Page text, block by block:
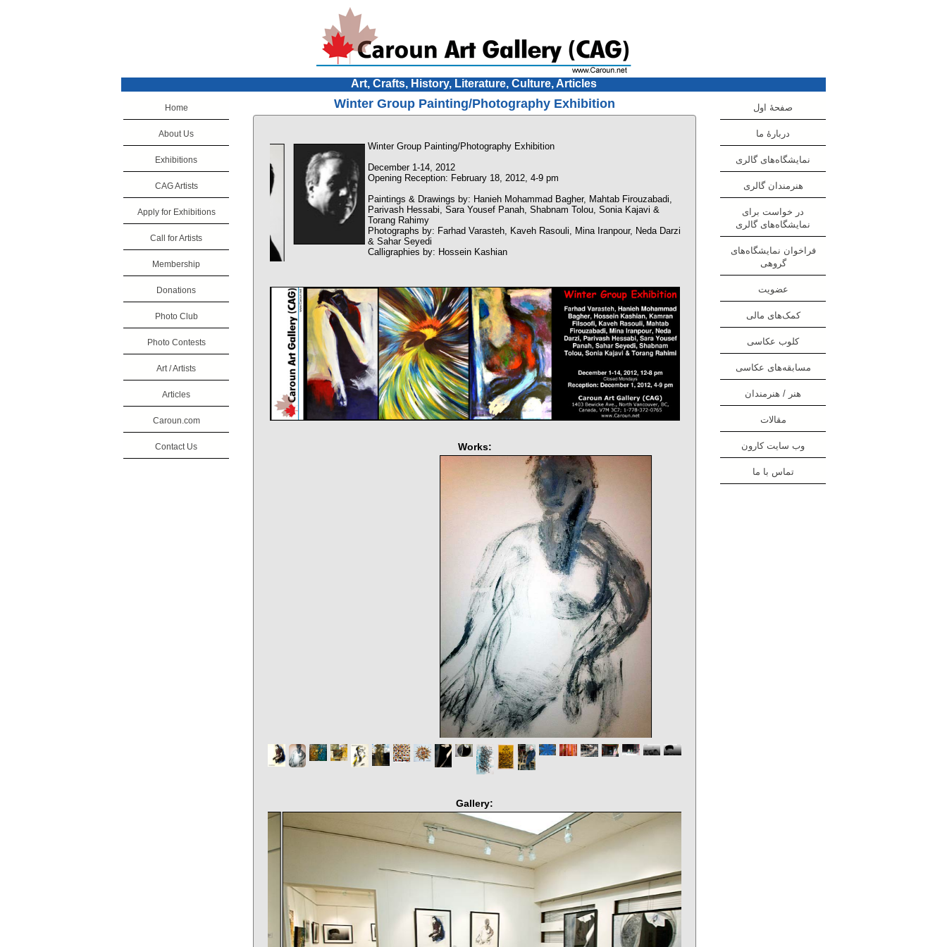
Art, Crafts, History, Literature, Culture, Articles
Home
About Us
Exhibitions
CAG Artists
Apply for Exhibitions
Call for Artists
Membership
Donations
Photo Club
Photo Contests
Art / Artists
Articles
Caroun.com
Contact Us
Winter Group Painting/Photography Exhibition
Winter Group Painting/Photography Exhibition
December 1-14, 2012
Opening Reception: February 18, 2012, 4-9 pm
Paintings & Drawings by: Hanieh Mohammad Bagher, Mahtab Firouzabadi,
Parivash Hessabi, Sara Yousef Panah, Shabnam Tolou, Sonia Kajavi &
Torang Rahimy
Photographs by: Farhad Varasteh, Kaveh Rasouli, Mina Iranpour, Neda Darzi
& Sahar Seyedi
Calligraphies by: Hossein Kashian
Works:
Gallery:
صفحهٔ اول
دربارهٔ ما
نمایشگاه‌های گالری
هنرمندان گالری
در خواست برای
نمایشگاه‌های گالری
فراخوان نمایشگاه‌های
گروهی
عضویت
کمک‌های مالی‌
کلوب عکاسی
مسابقه‌های عکاسی
هنر / هنرمندان
مقالات
وب سایت کارون
تماس با ما